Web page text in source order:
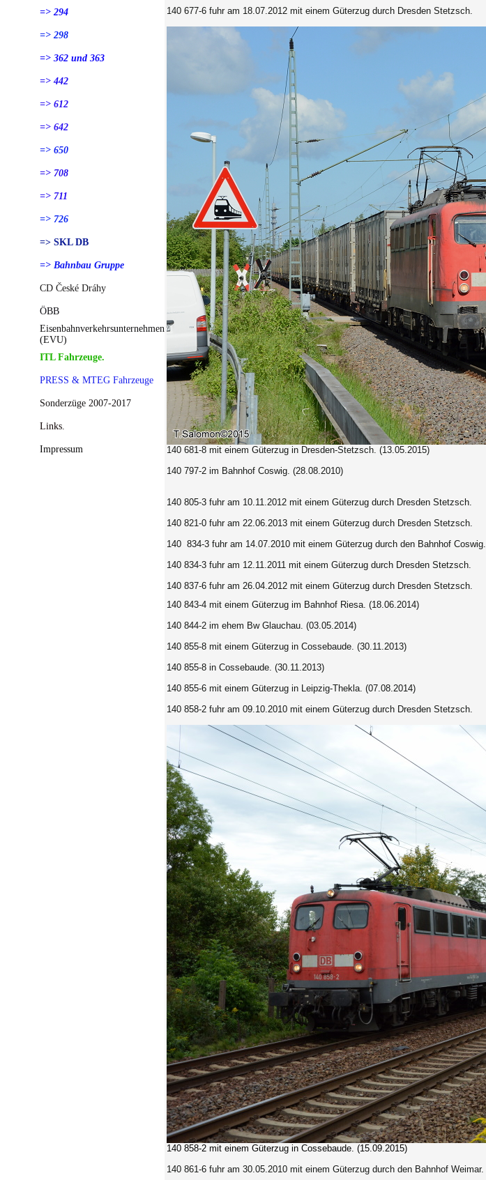
=> 294
=> 298
=> 362 und 363
=> 442
=> 612
=> 642
=> 650
=> 708
=> 711
=> 726
=> SKL DB
=> Bahnbau Gruppe
CD České Dráhy
ÖBB
Eisenbahnverkehrsunternehmen
(EVU)
ITL Fahrzeuge.
PRESS & MTEG Fahrzeuge
Sonderzüge 2007-2017
Links.
Impressum
140 677-6 fuhr am 18.07.2012 mit einem Güterzug durch Dresden Stetzsch.
140 681-8 mit einem Güterzug in Dresden-Stetzsch. (13.05.2015)
140 797-2 im Bahnhof Coswig. (28.08.2010)
140 805-3 fuhr am 10.11.2012 mit einem Güterzug durch Dresden Stetzsch.
140 821-0 fuhr am 22.06.2013 mit einem Güterzug durch Dresden Stetzsch.
140 834-3 fuhr am 14.07.2010 mit einem Güterzug durch den Bahnhof Coswig.
140 834-3 fuhr am 12.11.2011 mit einem Güterzug durch Dresden Stetzsch.
140 837-6 fuhr am 26.04.2012 mit einem Güterzug durch Dresden Stetzsch.
140 843-4 mit einem Güterzug im Bahnhof Riesa. (18.06.2014)
140 844-2 im ehem Bw Glauchau. (03.05.2014)
140 855-8 mit einem Güterzug in Cossebaude. (30.11.2013)
140 855-8 in Cossebaude. (30.11.2013)
140 855-6 mit einem Güterzug in Leipzig-Thekla. (07.08.2014)
140 858-2 fuhr am 09.10.2010 mit einem Güterzug durch Dresden Stetzsch.
140 858-2 mit einem Güterzug in Cossebaude. (15.09.2015)
140 861-6 fuhr am 30.05.2010 mit einem Güterzug durch den Bahnhof Weimar.